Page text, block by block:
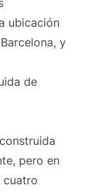
ubicación
y
de
pero en
cuatro